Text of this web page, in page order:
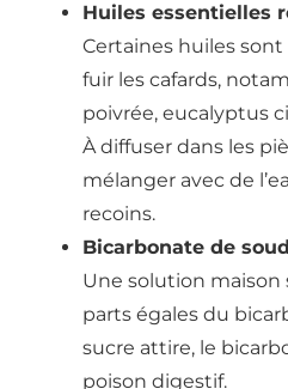
Huiles essentielles
Certaines huiles
fuir les cafards,
poivrée, eucalyptus
À diffuser dans les
mélanger avec de
recoins.
Bicarbonate de
Une solution maison
parts égales du
sucre attire, le
poison digestif.